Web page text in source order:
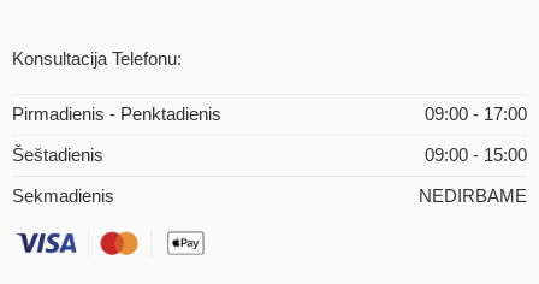
Konsultacija Telefonu:
Pirmadienis - Penktadienis 09:00 - 17:00
Šeštadienis 09:00 - 15:00
Sekmadienis NEDIRBAME